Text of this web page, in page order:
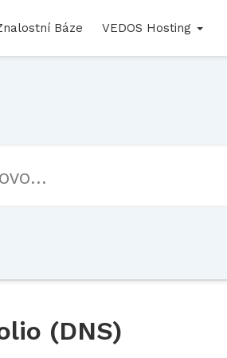
Báze VEDOS Hosting
(DNS)